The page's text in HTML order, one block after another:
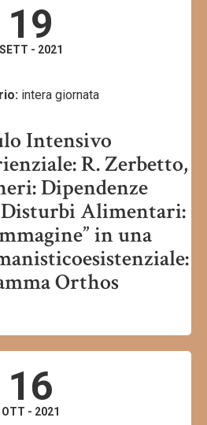
19
SETT - 2021
intera giornata
Intensivo
R. Zerbetto,
Dipendenze
Alimentari:
in una
Orthos
16
OTT - 2021